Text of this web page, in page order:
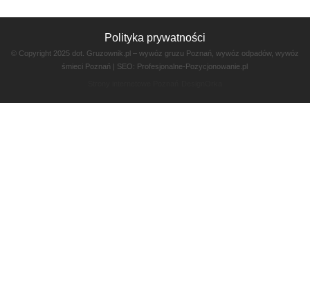
Polityka prywatności
© Copyright 2025 dot. Gruzownik.pl – wywóz gruzu Poznań, wywóz odpadów, wywóz
śmieci Poznań | SEO: Profesjonalne-Pozycjonowanie.pl